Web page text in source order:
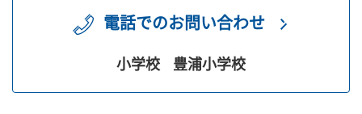
電話でのお問い合わせ
小学校 豊浦小学校